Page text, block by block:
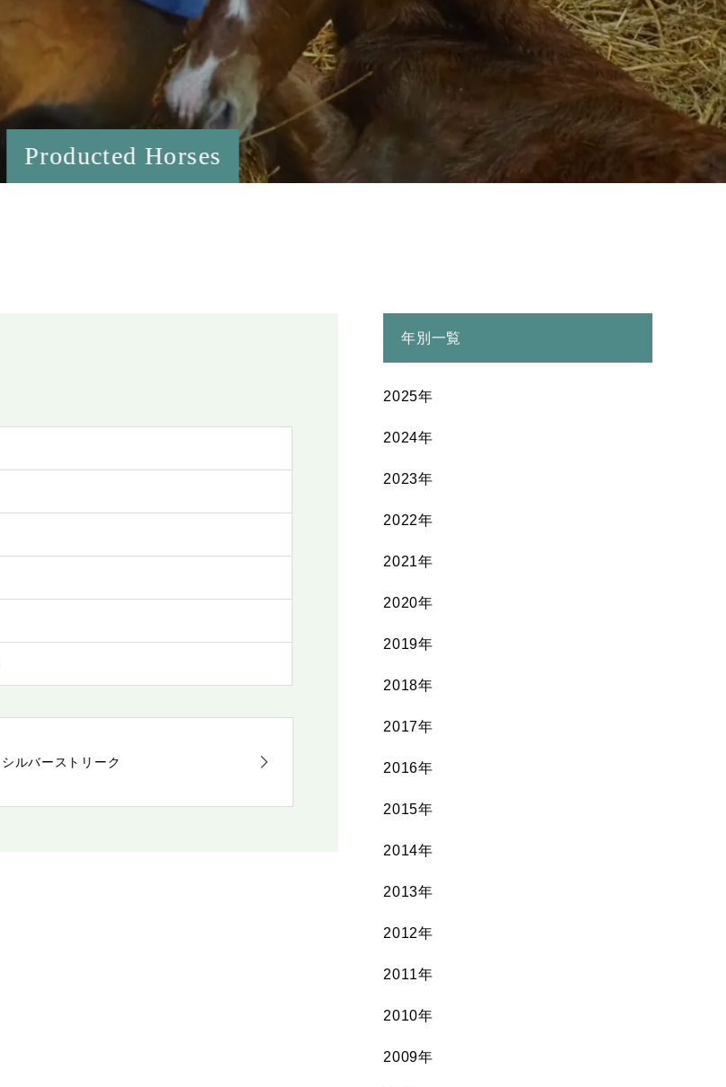
Producted Horses
シルバーストリーク
年別一覧
2025年
2024年
2023年
2022年
2021年
2020年
2019年
2018年
2017年
2016年
2015年
2014年
2013年
2012年
2011年
2010年
2009年